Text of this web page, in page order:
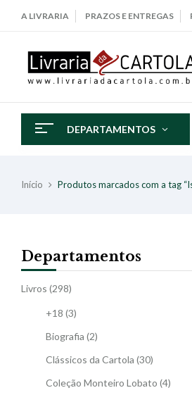
A LIVRARIA PRAZOS E ENTREGAS
DEPARTAMENTOS
Início Produtos marcados com a tag
Departamentos
Livros (298)
+18 (3)
Biografia (2)
Clássicos da Cartola (30)
Coleção Monteiro Lobato (4)